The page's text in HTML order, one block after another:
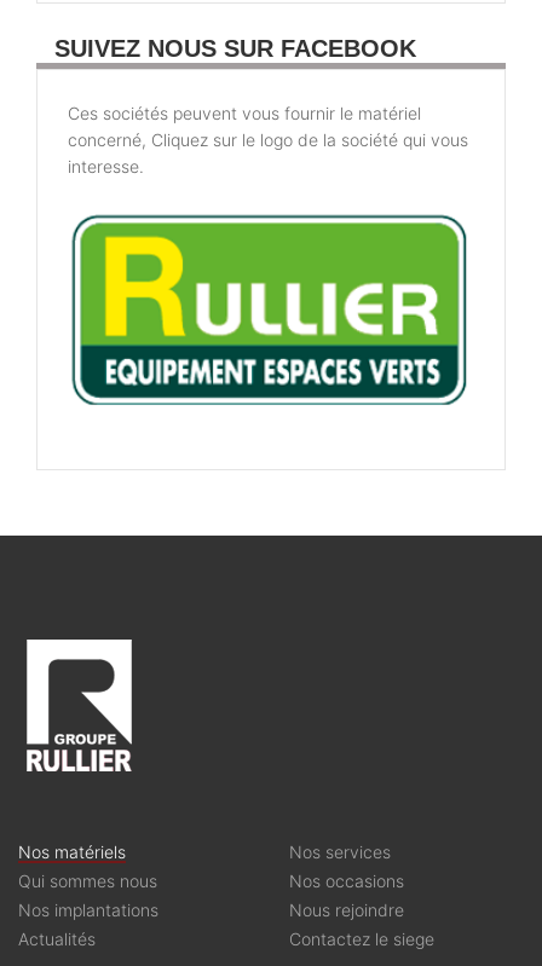
SUIVEZ NOUS SUR FACEBOOK
Ces sociétés peuvent vous fournir le matériel
concerné, Cliquez sur le logo de la société qui vous
interesse.
Nos matériels
Qui sommes nous
Nos implantations
Actualités
Nos services
Nos occasions
Nous rejoindre
Contactez le siege